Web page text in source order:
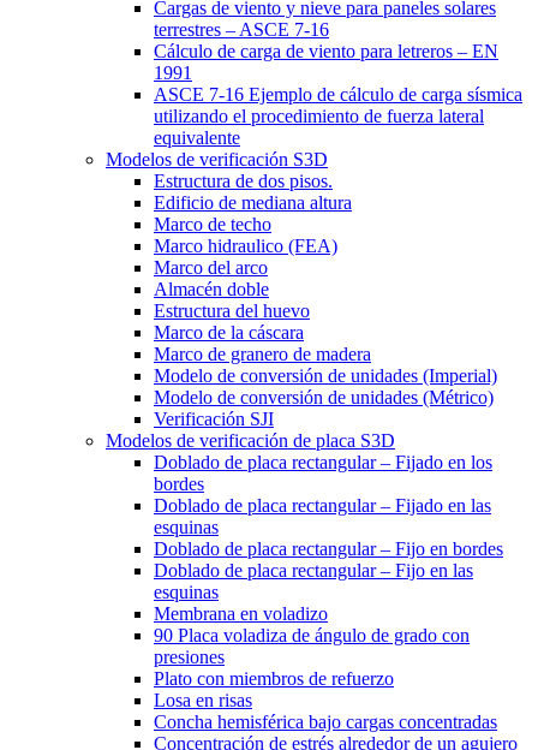
Cargas de viento y nieve para paneles solares
terrestres – ASCE 7-16
Cálculo de carga de viento para letreros – EN
1991
ASCE 7-16 Ejemplo de cálculo de carga sísmica
utilizando el procedimiento de fuerza lateral
equivalente
Modelos de verificación S3D
Estructura de dos pisos.
Edificio de mediana altura
Marco de techo
Marco hidraulico (FEA)
Marco del arco
Almacén doble
Estructura del huevo
Marco de la cáscara
Marco de granero de madera
Modelo de conversión de unidades (Imperial)
Modelo de conversión de unidades (Métrico)
Verificación SJI
Modelos de verificación de placa S3D
Doblado de placa rectangular – Fijado en los
bordes
Doblado de placa rectangular – Fijado en las
esquinas
Doblado de placa rectangular – Fijo en bordes
Doblado de placa rectangular – Fijo en las
esquinas
Membrana en voladizo
90 Placa voladiza de ángulo de grado con
presiones
Plato con miembros de refuerzo
Losa en risas
Concha hemisférica bajo cargas concentradas
Concentración de estrés alrededor de un agujero